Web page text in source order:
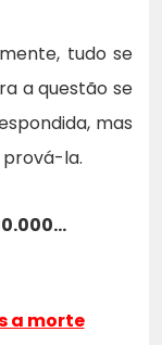
tudo se
a questão se
mas
la.
a morte